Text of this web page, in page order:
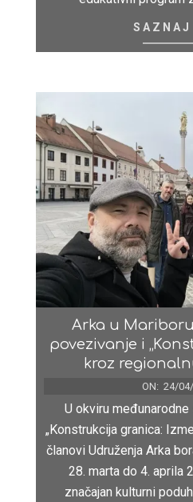
SAZNAJ
Arka u
povezivanje i
kroz
ON: 24/
U okviru
„Konstrukcija granica:
članovi Udruženja Arka
28. marta do 4. aprila
značajan kulturni